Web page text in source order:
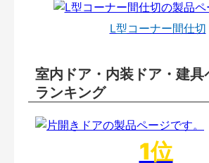
L型コーナー間仕切
室内ドア・内装ドア・建具
ランキング